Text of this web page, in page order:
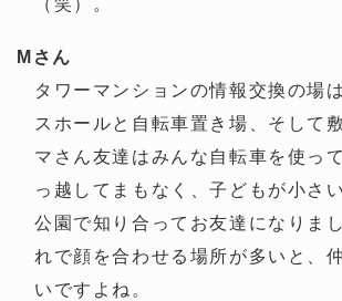
（笑）。
Mさん
タワーマンションの情報交換の場
スホールと自転車置き場、そして
マさん友達はみんな自転車を使っ
っ越してまもなく、子どもが小さ
公園で知り合ってお友達になりま
れで顔を合わせる場所が多いと、
いですよね。